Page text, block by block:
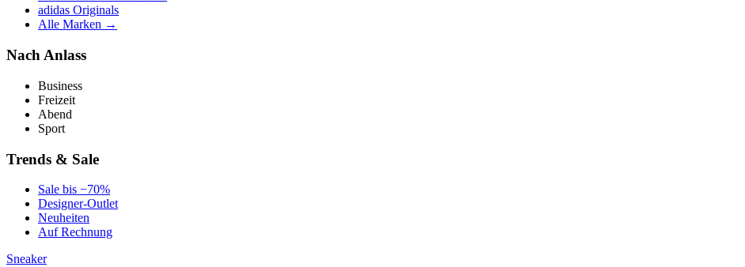
adidas Originals
Alle Marken →
Nach Anlass
Business
Freizeit
Abend
Sport
Trends & Sale
Sale bis −70%
Designer-Outlet
Neuheiten
Auf Rechnung
Sneaker